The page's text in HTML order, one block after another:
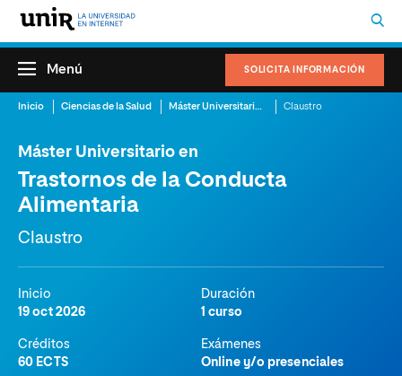
SOLICITA INFORMACIÓN
Menú
Inicio Ciencias de la Salud Máster Universitario en Trastornos de la Conducta Alimentaria Claustro
Máster Universitario en
Trastornos de la Conducta
Alimentaria
Claustro
Inicio
19 oct 2026
Duración
1 curso
Créditos
60 ECTS
Exámenes
Online y/o presenciales